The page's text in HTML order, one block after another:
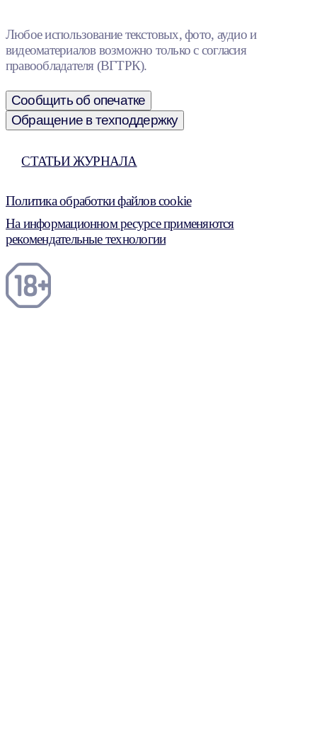
Любое использование текстовых, фото, аудио и
видеоматериалов возможно только с согласия
правообладателя (ВГТРК).
Сообщить об опечатке
Обращение в техподдержку
СТАТЬИ ЖУРНАЛА
Политика обработки файлов cookie
На информационном ресурсе применяются
рекомендательные технологии